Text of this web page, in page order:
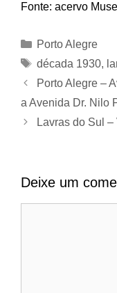
Fonte: acervo
Categorias
Porto Alegre
Tags
década 1930,
Porto Alegre –
a Avenida Dr. Nilo
Lavras do Sul
Deixe um